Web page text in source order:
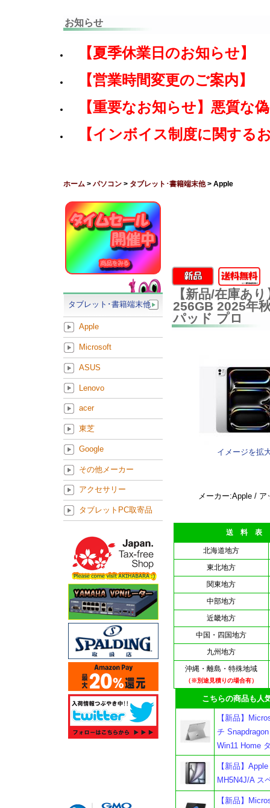
お知らせ
【夏季休業日のお知らせ】
【営業時間変更のご案内】
【重要なお知らせ】悪質な
【インボイス制度に関する
ホーム > パソコン > タブレット･書籍端末他> Apple
【新品/在庫あ
256GB 2025年
パッド プロ
イメージを拡
メーカー:Apple / ア
送 料 表
北海道地方
東北地方
関東地方
中部地方
近畿地方
中国・四国地方
九州地方
沖縄・離島・特殊地域
（※別途見積りの場合有）
こちらの商品も人気
【新品】
チ
Win11 Home
【新品】
MH5N4J/A ス
【新品】
タブレット･書籍端末他
Apple
Microsoft
ASUS
Lenovo
acer
東芝
Google
その他メーカー
アクセサリー
タブレットPC取寄品